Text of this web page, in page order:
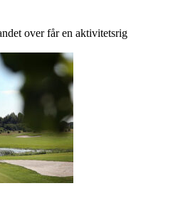
over får en aktivitetsrig